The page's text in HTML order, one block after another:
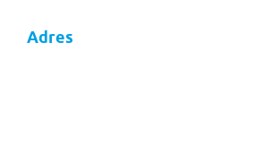
Adres